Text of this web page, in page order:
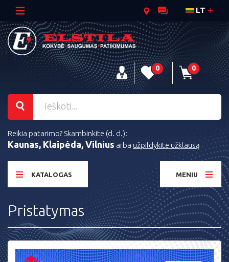
LT
0 0
Reikia patarimo? Skambinkite (d. d.):
Kaunas, Klaipėda, Vilnius arba užpildykite užklausą
KATALOGAS MENIU
Pristatymas